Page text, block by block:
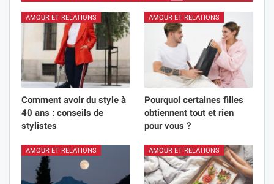
AMOUR ET RELATIONS
Comment avoir du style à
40 ans : conseils de
stylistes
AMOUR ET RELATIONS
Pourquoi certaines filles
obtiennent tout et rien
pour vous ?
AMOUR ET RELATIONS AMOUR ET RELATIONS